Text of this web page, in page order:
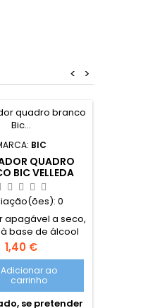
>
<
BIC
QUADRO
BIC VELLEDA
PRETO
0
apagável a seco,
base de álcool
odor. A ponta
não dobra nem
sobre pressão.
em forma de
traça linhas
Preço
1,40 €
Adicionar ao
carrinho
se pretender